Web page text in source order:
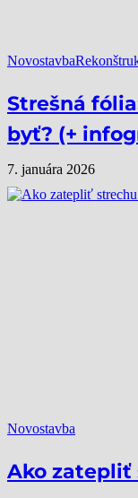
Novostavba
Strešná
byť? (+
7. januára 2026
Novostavba
Ako zatepliť